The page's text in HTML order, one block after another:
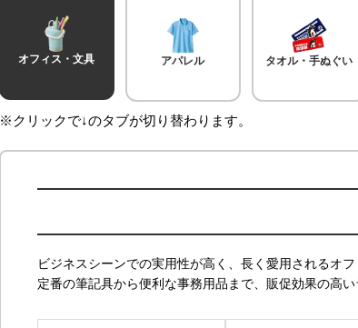
02
オフィス・文具 アパレル タオル・手ぬぐい
※クリックで↓のタブが切り替わります。
ビジネスシーンでの実用性が高く、長く愛用されるオフ
定番の筆記具から便利な事務用品まで、販促効果の高い